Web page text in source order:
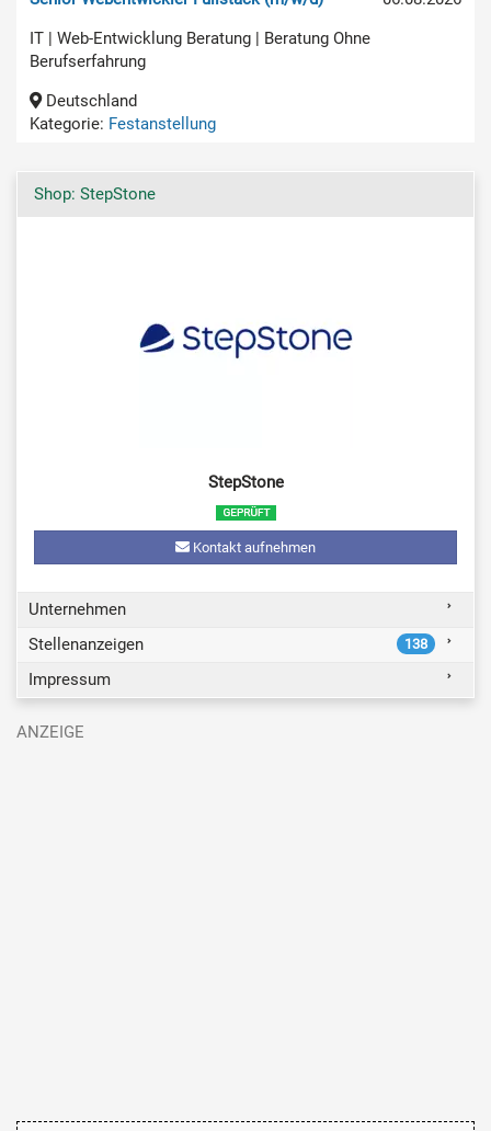
IT | Web-Entwicklung Beratung | Beratung Ohne
Berufserfahrung
Deutschland
Kategorie: Festanstellung
Shop: StepStone
StepStone
Kontakt aufnehmen
Unternehmen
Stellenanzeigen
138
Impressum